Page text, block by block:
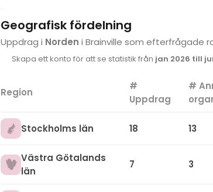
Geografisk fördelning
Uppdrag i Norden i Brainville som efterfrågade
Skapa ett konto för att se statistik från jan 2026 till
Region
#
Uppdrag
#
Stockholms län 18 13
Västra Götalands
län
7 3